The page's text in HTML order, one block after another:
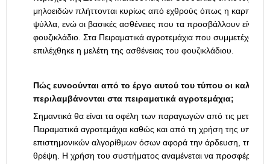
μηλοειδών πλήττονται κυρίως από εχθρούς όπως η
ψύλλα, ενώ οι βασικές ασθένειες που τα προσβάλλουν είναι το
φουζικλάδιο. Στα Πειραματικά αγροτεμάχια που συμμετέχουν
επιλέχθηκε η μελέτη της ασθένειας του φουζικλάδιου.
Πώς ευνοούνται από το έργο αυτού του τύπου οι
περιλαμβάνονται στα πειραματικά αγροτεμάχια;
Σημαντικά θα είναι τα οφέλη των παραγωγών από τις
Πειραματικά αγροτεμάχια καθώς και από τη χρήση της
επιστημονικών αλγορίθμων όσων αφορά την άρδευση, τη
θρέψη. Η χρήση του συστήματος αναμένεται να προσφέρει: